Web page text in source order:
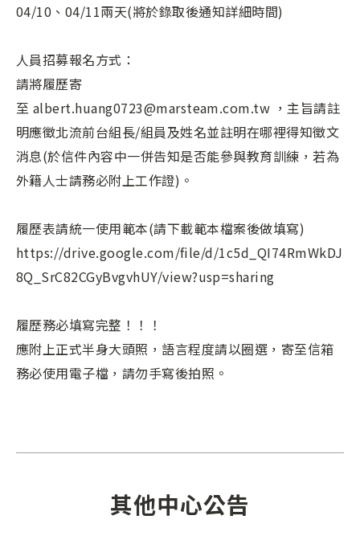
04/10、04/11兩天(將於錄取後通知詳細時間)
人員招募報名方式：
請將履歷寄
至 albert.huang0723@marsteam.com.tw ，主旨請註
明應徵北流前台組長/組員及姓名並註明在哪裡得知徵文
消息(於信件內容中一併告知是否能參與教育訓練，若為
外籍人士請務必附上工作證)。
履歷表請統一使用範本(請下載範本檔案後做填寫)
https://drive.google.com/file/d/1c5d_QI74RmWkDJ
8Q_SrC82CGyBvgvhUY/view?usp=sharing
履歷務必填寫完整！！！
應附上正式半身大頭照，語言程度請以圈選，寄至信箱
務必使用電子檔，請勿手寫後拍照。
其他中心公告